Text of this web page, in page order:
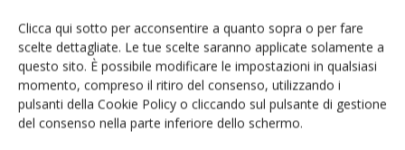
Clicca qui sotto per acconsentire a quanto sopra o per fare
scelte dettagliate. Le tue scelte saranno applicate solamente a
questo sito. È possibile modificare le impostazioni in qualsiasi
momento, compreso il ritiro del consenso, utilizzando i
pulsanti della Cookie Policy o cliccando sul pulsante di gestione
del consenso nella parte inferiore dello schermo.
Un dossier di otto articoli sulla
sostenibilità in zootecnia nel primo...